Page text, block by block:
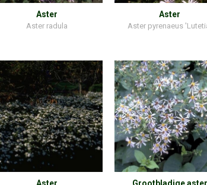
Aster
Aster radula
Aster
Aster pyrenaeus
Aster Grootbladige aster